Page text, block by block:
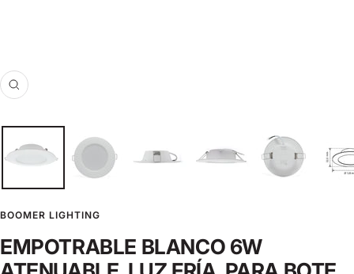
Zoom
BOOMER LIGHTING
EMPOTRABLE BLANCO 6W